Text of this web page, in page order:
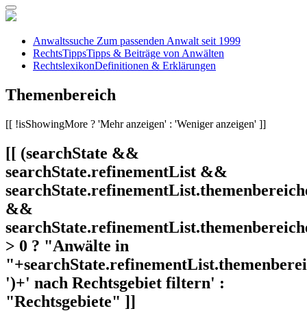
Anwaltssuche Zum passenden Anwalt seit 1999
RechtsTippsTipps & Beiträge von Anwälten
RechtslexikonDefinitionen & Erklärungen
Themenbereich
[[ !isShowingMore ? 'Mehr anzeigen' : 'Weniger anzeigen' ]]
[[ (searchState &&
searchState.refinementList &&
&&
> 0 ? "Anwälte in
')+' nach Rechtsgebiet filtern' :
"Rechtsgebiete" ]]